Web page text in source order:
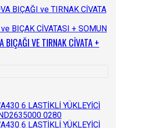
BIÇAĞI VE TIRNAK CİVATA +